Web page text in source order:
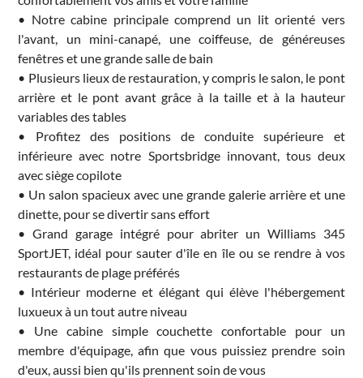
• Notre cabine principale comprend un lit orienté vers
l'avant, un mini-canapé, une coiffeuse, de généreuses
fenêtres et une grande salle de bain
• Plusieurs lieux de restauration, y compris le salon, le pont
arrière et le pont avant grâce à la taille et à la hauteur
variables des tables
• Profitez des positions de conduite supérieure et
inférieure avec notre Sportsbridge innovant, tous deux
avec siège copilote
• Un salon spacieux avec une grande galerie arrière et une
dinette, pour se divertir sans effort
• Grand garage intégré pour abriter un Williams 345
SportJET, idéal pour sauter d'île en île ou se rendre à vos
restaurants de plage préférés
• Intérieur moderne et élégant qui élève l'hébergement
luxueux à un tout autre niveau
• Une cabine simple couchette confortable pour un
membre d'équipage, afin que vous puissiez prendre soin
d'eux, aussi bien qu'ils prennent soin de vous